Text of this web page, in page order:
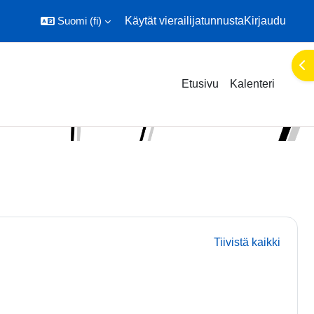
Suomi ‎(fi)‎ Käytät vierailijatunnustaKirjaudu
Etusivu Kalenteri
Tiivistä kaikki